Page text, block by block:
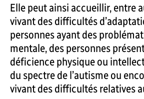
Elle peut ainsi accueillir, entre
vivant des difficultés
personnes ayant des
mentale, des personnes
déficience physique ou
du spectre de l’autisme ou
vivant des difficultés relatives